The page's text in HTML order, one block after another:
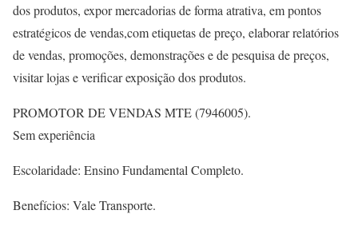
dos produtos, expor mercadorias de forma atrativa, em pontos
estratégicos de vendas,com etiquetas de preço, elaborar relatórios
de vendas, promoções, demonstrações e de pesquisa de preços,
visitar lojas e verificar exposição dos produtos.
PROMOTOR DE VENDAS MTE (7946005).
Sem experiência
Escolaridade: Ensino Fundamental Completo.
Benefícios: Vale Transporte.